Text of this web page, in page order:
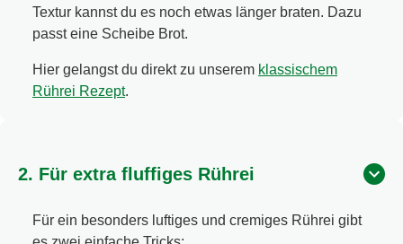
Textur kannst du es noch etwas länger braten. Dazu
passt eine Scheibe Brot.
Hier gelangst du direkt zu unserem klassischem
Rührei Rezept.
2. Für extra fluffiges Rührei
Für ein besonders luftiges und cremiges Rührei gibt